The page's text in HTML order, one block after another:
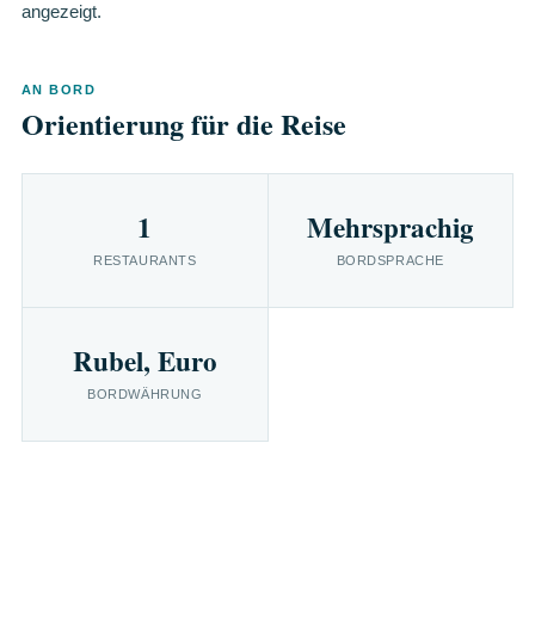
angezeigt.
AN BORD
Orientierung für die Reise
1
RESTAURANTS
Mehrsprachig
BORDSPRACHE
Rubel, Euro
BORDWÄHRUNG